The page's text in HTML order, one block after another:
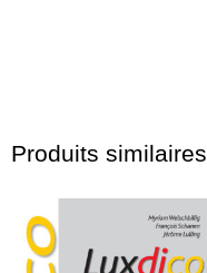
Produits similaires